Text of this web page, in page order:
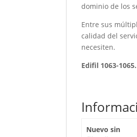
dominio de los
Entre sus
calidad del
necesiten.
Edifil 1063-
Nuevo sin